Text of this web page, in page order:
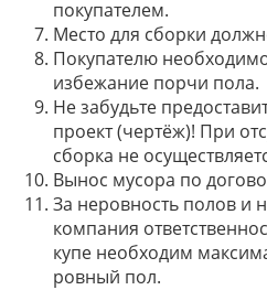
покупателем.
Место для сборки
Покупателю
избежание порчи пола.
Не забудьте
проект (чертёж)! При
сборка не
Вынос мусора по
За неровность полов и
компания
купе необходим
ровный пол.